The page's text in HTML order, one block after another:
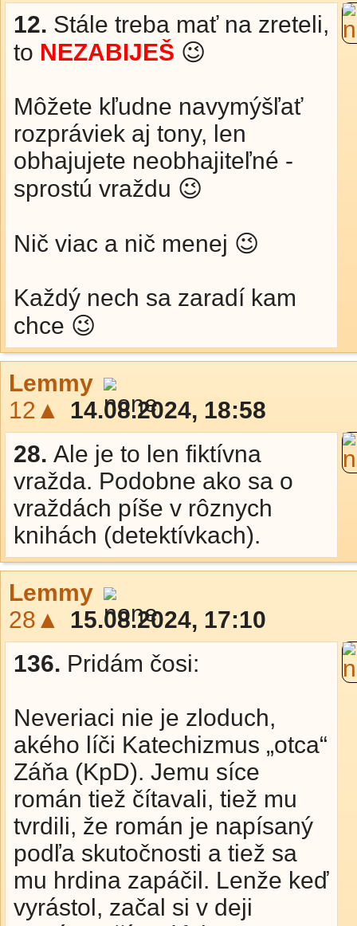
12. Stále treba mať na zreteli,
to NEZABIJEŠ 😉
Môžete kľudne navymýšľať
rozpráviek aj tony, len
obhajujete neobhajiteľné -
sprostú vraždu 😉
Nič viac a nič menej 😉
Každý nech sa zaradí kam
chce 😉
Lemmy
12▲
14.08.2024, 18:58
28. Ale je to len fiktívna
vražda. Podobne ako sa o
vraždách píše v rôznych
knihách (detektívkach).
Lemmy
28▲
15.08.2024, 17:10
136. Pridám čosi:
Neveriaci nie je zloduch,
akého líči Katechizmus „otca“
Záňa (KpD). Jemu síce
román tiež čítavali, tiež mu
tvrdili, že román je napísaný
podľa skutočnosti a tiež sa
mu hrdina zapáčil. Lenže keď
vyrástol, začal si v deji